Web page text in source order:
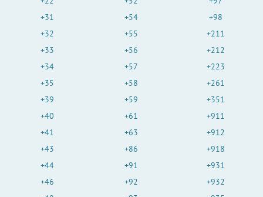
+31
+32
+33
+34
+35
+39
+40
+41
+43
+44
+46
+54
+55
+56
+57
+58
+59
+61
+63
+86
+91
+92
+98
+211
+212
+223
+261
+351
+911
+912
+918
+931
+932